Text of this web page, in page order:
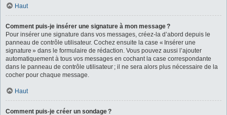
Haut
Comment puis-je insérer une signature à mon message ?
Pour insérer une signature dans vos messages, créez-la d’abord depuis le
panneau de contrôle utilisateur. Cochez ensuite la case « Insérer une
signature » dans le formulaire de rédaction. Vous pouvez aussi l’ajouter
automatiquement à tous vos messages en cochant la case correspondante
dans le panneau de contrôle utilisateur ; il ne sera alors plus nécessaire de la
cocher pour chaque message.
Haut
Comment puis-je créer un sondage ?